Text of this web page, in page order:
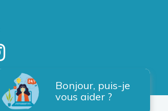
Bonjour, puis-je
vous aider ?